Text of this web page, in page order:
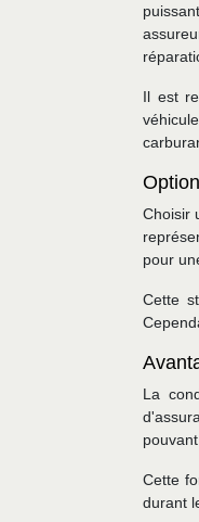
Il est
Choisir
pour
Cette
La
Cette
durant